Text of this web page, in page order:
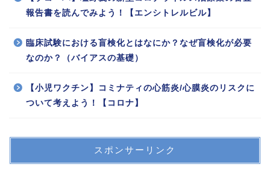
報告書を読んでみよう！【エンシトレルビル】
臨床試験における盲検化とはなにか？なぜ盲検化が必要
なのか？（バイアスの基礎）
【小児ワクチン】コミナティの心筋炎/心膜炎のリスクに
ついて考えよう！【コロナ】
スポンサーリンク